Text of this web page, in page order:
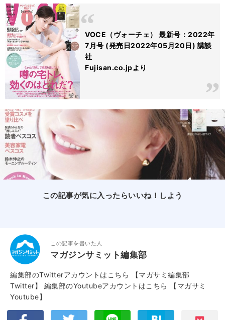
VOCE（ヴォーチェ） 最新号：2022年
7月号 (発売日2022年05月20日) 講談
社
Fujisan.co.jpより
この記事が気に入ったらいいね！しよう
この記事を書いた人
マガジンサミット編集部
編集部のTwitterアカウントはこちら
【マガサミ編集部
Twitter】
編集部のYoutubeアカウントはこちら
【マガサミ
Youtube】